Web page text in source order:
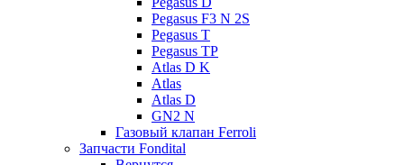
Pegasus F3 N 2S
Pegasus T
Pegasus TP
Atlas D K
Atlas
Atlas D
GN2 N
Газовый клапан Ferroli
Запчасти Fondital